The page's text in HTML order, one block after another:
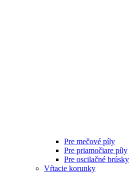
Pre mečové píly
Pre priamočiare píly
Pre oscilačné brúsky
Vŕtacie korunky